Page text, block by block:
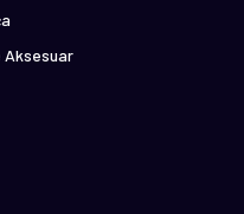
Aksesuar